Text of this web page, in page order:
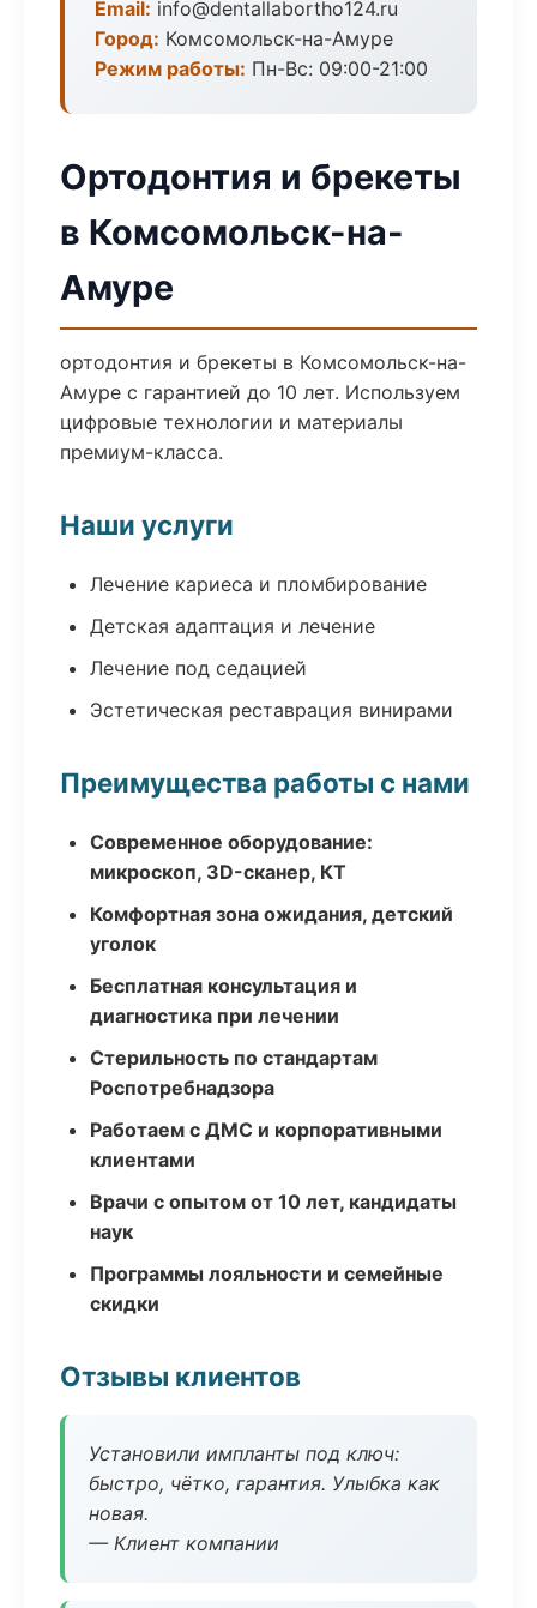
Email: info@dentallabortho124.ru
Город: Комсомольск-на-Амуре
Режим работы: Пн-Вс: 09:00-21:00
Ортодонтия и брекеты
в Комсомольск-на-
Амуре
ортодонтия и брекеты в Комсомольск-на-
Амуре с гарантией до 10 лет. Используем
цифровые технологии и материалы
премиум-класса.
Наши услуги
Лечение кариеса и пломбирование
Детская адаптация и лечение
Лечение под седацией
Эстетическая реставрация винирами
Преимущества работы с нами
Современное оборудование:
микроскоп, 3D-сканер, КТ
Комфортная зона ожидания, детский
уголок
Бесплатная консультация и
диагностика при лечении
Стерильность по стандартам
Роспотребнадзора
Работаем с ДМС и корпоративными
клиентами
Врачи с опытом от 10 лет, кандидаты
наук
Программы лояльности и семейные
скидки
Отзывы клиентов
Установили импланты под ключ:
быстро, чётко, гарантия. Улыбка как
новая.
— Клиент компании